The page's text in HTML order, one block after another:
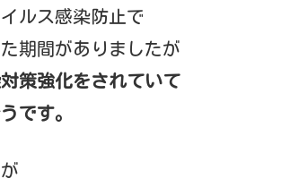
ルス感染防止で
期間がありましたが
策強化をされていて
です。